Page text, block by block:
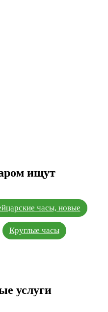
ищут
часы, новые
Круглые часы
услуги